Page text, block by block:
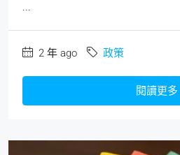
...
2 年 ago 政策
閱讀更多